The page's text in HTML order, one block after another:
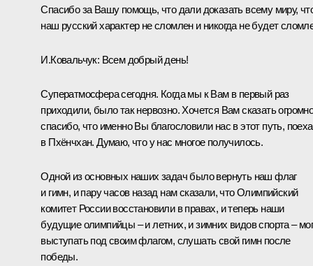
Спасибо за Вашу помощь, что дали доказать всему миру,
наш русский характер не сломлен и никогда не будет
И.Ковальчук: Всем добрый день!
Суператмосфера сегодня. Когда мы к Вам в первый раз
приходили, было так нервозно. Хочется Вам сказать
спасибо, что именно Вы благословили нас в этот путь,
в Пхёнчхан. Думаю, что у нас многое получилось.
Одной из основных наших задач было вернуть наш флаг
и гимн, и пару часов назад нам сказали, что Олимпийский
комитет России восстановили в правах, и теперь наши
будущие олимпийцы – и летних, и зимних видов спорта –
выступать под своим флагом, слушать свой гимн после
победы.